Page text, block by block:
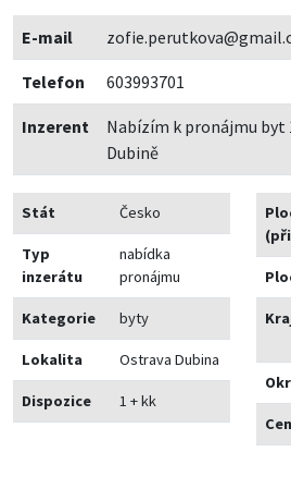
E-mail
Telefon 603993701
Inzerent
Nabízím k pronájmu byt
Dubině
Stát Česko
Typ
inzerátu
nabídka
pronájmu
Kategorie byty
Lokalita Ostrava Dubina
Dispozice 1 + kk